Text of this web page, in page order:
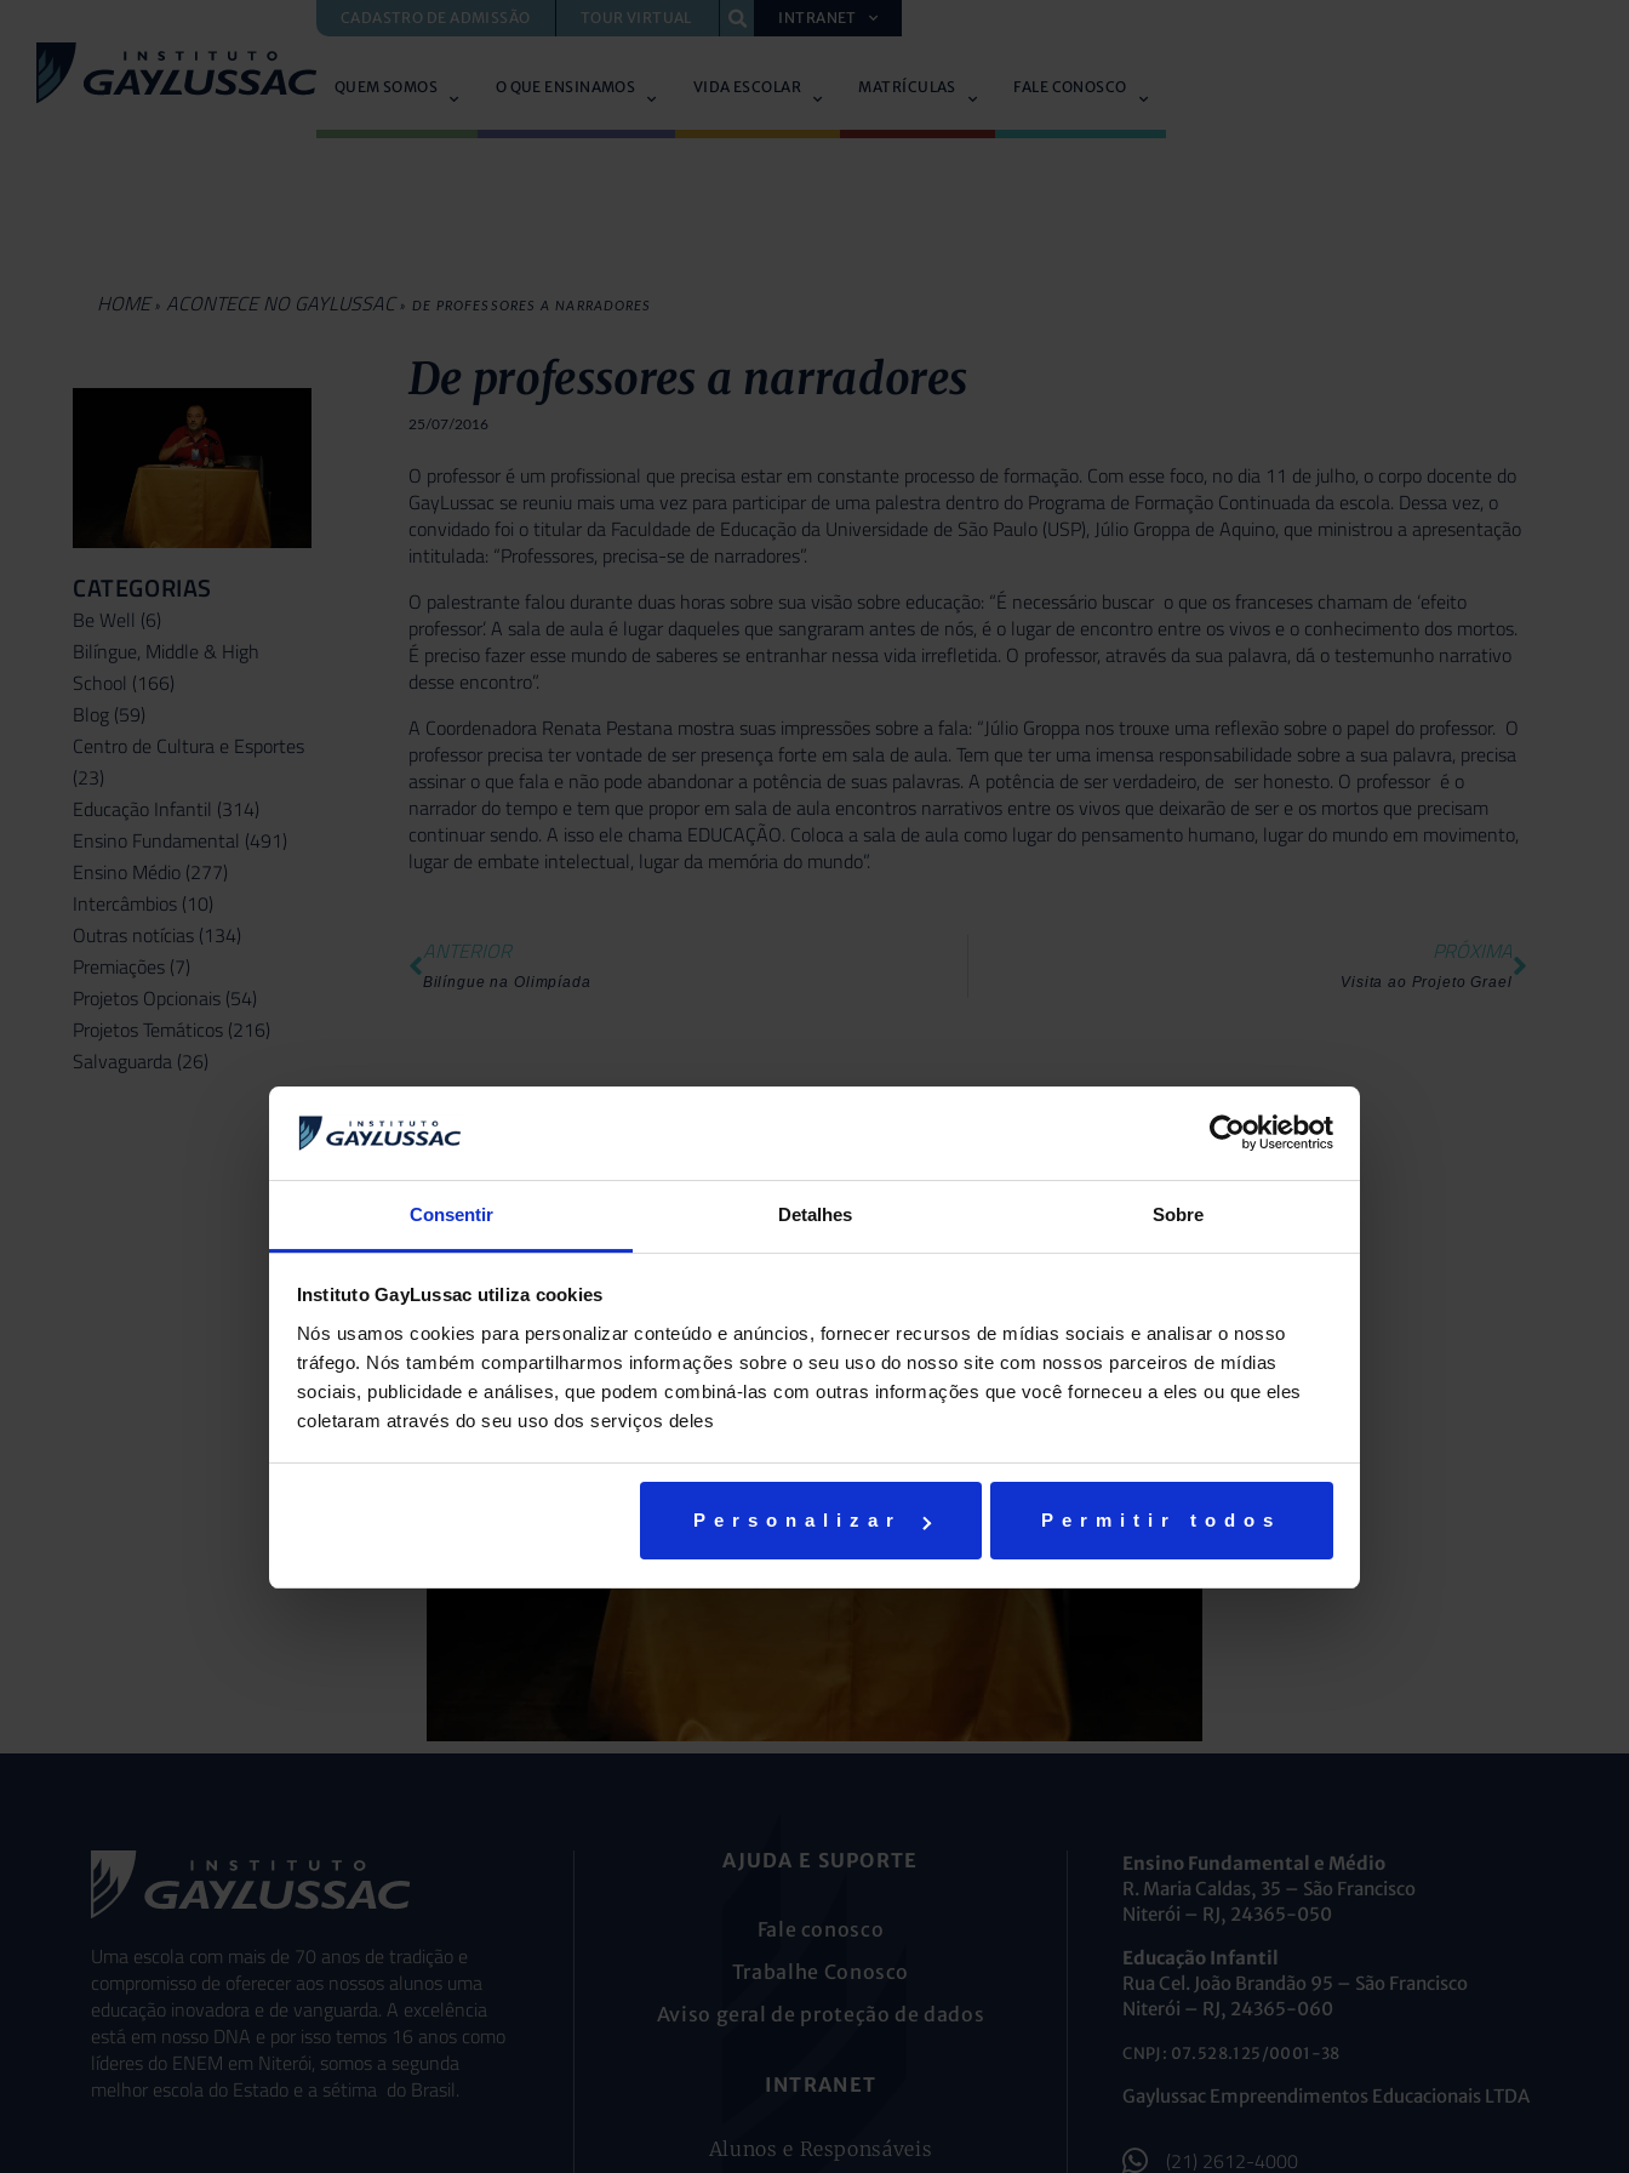
Consentir Detalhes Sobre
Instituto GayLussac utiliza cookies
Nós usamos cookies para personalizar conteúdo e anúncios, fornecer recursos de mídias sociais e analisar o nosso
tráfego. Nós também compartilharmos informações sobre o seu uso do nosso site com nossos parceiros de mídias
sociais, publicidade e análises, que podem combiná-las com outras informações que você forneceu a eles ou que eles
coletaram através do seu uso dos serviços deles
Personalizar Permitir todos
CADASTRO DE ADMISSÃO TOUR VIRTUAL INTRANET
QUEM SOMOS O QUE ENSINAMOS VIDA ESCOLAR MATRÍCULAS FALE CONOSCO
HOME » ACONTECE NO GAYLUSSAC » DE PROFESSORES A NARRADORES
CATEGORIAS
Be Well (6)
Bilíngue, Middle & High
School (166)
Blog (59)
Centro de Cultura e Esportes
(23)
Educação Infantil (314)
Ensino Fundamental (491)
Ensino Médio (277)
Intercâmbios (10)
Outras notícias (134)
Premiações (7)
Projetos Opcionais (54)
Projetos Temáticos (216)
Salvaguarda (26)
De professores a narradores
25/07/2016
O professor é um profissional que precisa estar em constante processo de formação. Com esse foco, no dia 11 de julho, o corpo docente do
GayLussac se reuniu mais uma vez para participar de uma palestra dentro do Programa de Formação Continuada da escola. Dessa vez, o
convidado foi o titular da Faculdade de Educação da Universidade de São Paulo (USP), Júlio Groppa de Aquino, que ministrou a apresentação
intitulada: “Professores, precisa-se de narradores”.
O palestrante falou durante duas horas sobre sua visão sobre educação: “É necessário buscar o que os franceses chamam de ‘efeito
professor’. A sala de aula é lugar daqueles que sangraram antes de nós, é o lugar de encontro entre os vivos e o conhecimento dos mortos.
É preciso fazer esse mundo de saberes se entranhar nessa vida irrefletida. O professor, através da sua palavra, dá o testemunho narrativo
desse encontro”.
A Coordenadora Renata Pestana mostra suas impressões sobre a fala: “Júlio Groppa nos trouxe uma reflexão sobre o papel do professor. O
professor precisa ter vontade de ser presença forte em sala de aula. Tem que ter uma imensa responsabilidade sobre a sua palavra, precisa
assinar o que fala e não pode abandonar a potência de suas palavras. A potência de ser verdadeiro, de ser honesto. O professor é o
narrador do tempo e tem que propor em sala de aula encontros narrativos entre os vivos que deixarão de ser e os mortos que precisam
continuar sendo. A isso ele chama EDUCAÇÃO. Coloca a sala de aula como lugar do pensamento humano, lugar do mundo em movimento,
lugar de embate intelectual, lugar da memória do mundo”.
ANTERIOR
Bilíngue na Olimpíada
PRÓXIMA
Visita ao Projeto Grael
Uma escola com mais de 70 anos de tradição e
compromisso de oferecer aos nossos alunos uma
educação inovadora e de vanguarda. A excelência
está em nosso DNA e por isso temos 16 anos como
líderes do ENEM em Niterói, somos a segunda
melhor escola do Estado e a sétima do Brasil.
AJUDA E SUPORTE
Fale conosco
Trabalhe Conosco
Aviso geral de proteção de dados
INTRANET
Alunos e Responsáveis
Ensino Fundamental e Médio
R. Maria Caldas, 35 – São Francisco
Niterói – RJ, 24365-050
Educação Infantil
Rua Cel. João Brandão 95 – São Francisco
Niterói – RJ, 24365-060
CNPJ: 07.528.125/0001-38
Gaylussac Empreendimentos Educacionais LTDA
(21) 2612-4000